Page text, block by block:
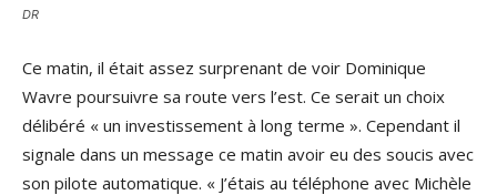
DR
Ce matin, il était assez surprenant de voir Dominique
Wavre poursuivre sa route vers l’est. Ce serait un choix
délibéré « un investissement à long terme ». Cependant il
signale dans un message ce matin avoir eu des soucis avec
son pilote automatique. « J’étais au téléphone avec Michèle